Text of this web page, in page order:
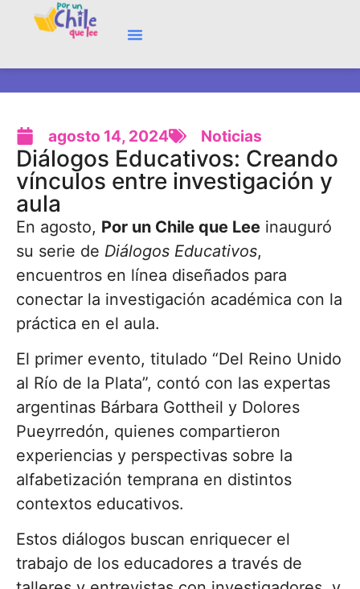
agosto 14, 2024 Noticias
Diálogos Educativos: Creando
vínculos entre investigación y
aula
En agosto, Por un Chile que Lee inauguró
su serie de Diálogos Educativos,
encuentros en línea diseñados para
conectar la investigación académica con la
práctica en el aula.
El primer evento, titulado “Del Reino Unido
al Río de la Plata”, contó con las expertas
argentinas Bárbara Gottheil y Dolores
Pueyrredón, quienes compartieron
experiencias y perspectivas sobre la
alfabetización temprana en distintos
contextos educativos.
Estos diálogos buscan enriquecer el
trabajo de los educadores a través de